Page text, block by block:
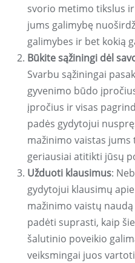
svorio metimo tikslus
jums galimybę
galimybes ir bet kokią
Būkite sąžiningi dėl
Svarbu sąžiningai
gyvenimo būdo
įpročius ir visas
padės gydytojui
mažinimo vaistas
geriausiai atitikti jūsų
Užduoti klausimus:
gydytojui klausimų
mažinimo vaistų
padėti suprasti, kaip
šalutinio poveikio
veiksmingai juos